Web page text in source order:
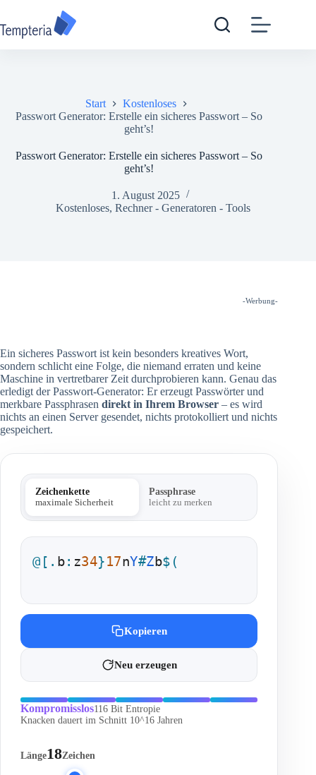
springen
Start
Kostenloses
Passwort Generator: Erstelle ein sicheres Passwort – So
geht’s!
Passwort Generator: Erstelle ein sicheres Passwort – So
geht’s!
1. August 2025
Kostenloses,Rechner - Generatoren - Tools
-Werbung-
Ein sicheres Passwort ist kein besonders kreatives Wort,
sondern schlicht eine Folge, die niemand erraten und keine
Maschine in vertretbarer Zeit durchprobieren kann. Genau das
erledigt der Passwort-Generator: Er erzeugt Passwörter und
merkbare Passphrasen direkt in Ihrem Browser – es wird
nichts an einen Server gesendet, nichts protokolliert und nichts
gespeichert.
Zeichenkette
maximale Sicherheit
Passphrase
leicht zu merken
@ [ . b: z34}17nY#Zb$ (
Kopieren
Neu erzeugen
Kompromisslos116 Bit Entropie
Knacken dauert im Schnitt 10^16 Jahren
Länge18Zeichen